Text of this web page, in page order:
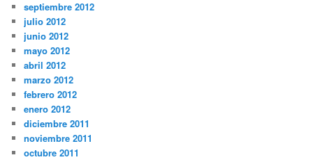
septiembre 2012
julio 2012
junio 2012
mayo 2012
abril 2012
marzo 2012
febrero 2012
enero 2012
diciembre 2011
noviembre 2011
octubre 2011